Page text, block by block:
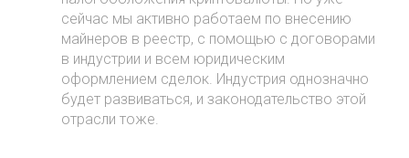
сейчас мы активно работаем по внесению
майнеров в реестр, с помощью с договорами
в индустрии и всем юридическим
оформлением сделок. Индустрия однозначно
будет развиваться, и законодательство этой
отрасли тоже.